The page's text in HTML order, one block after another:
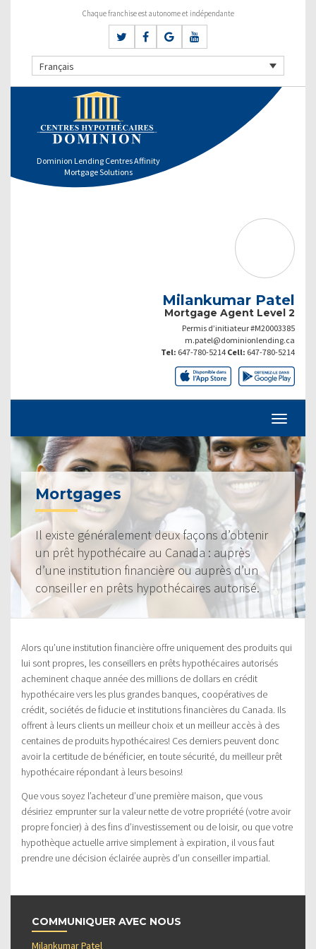
Chaque franchise est autonome et indépendante
Français
Dominion Lending Centres Affinity
Mortgage Solutions
Milankumar Patel
Mortgage Agent Level 2
Permis d’initiateur #M20003385
m.patel@dominionlending.ca
Tel: 647-780-5214 Cell: 647-780-5214
Mortgages
Il existe généralement deux façons d’obtenir
un prêt hypothécaire au Canada : auprès
d’une institution financière ou auprès d’un
conseiller en prêts hypothécaires autorisé.
Alors qu’une institution financière offre uniquement des produits qui
lui sont propres, les conseillers en prêts hypothécaires autorisés
acheminent chaque année des millions de dollars en crédit
hypothécaire vers les plus grandes banques, coopératives de
crédit, sociétés de fiducie et institutions financières du Canada. Ils
offrent à leurs clients un meilleur choix et un meilleur accès à des
centaines de produits hypothécaires! Ces derniers peuvent donc
avoir la certitude de bénéficier, en toute sécurité, du meilleur prêt
hypothécaire répondant à leurs besoins!
Que vous soyez l’acheteur d’une première maison, que vous
désiriez emprunter sur la valeur nette de votre propriété (votre avoir
propre foncier) à des fins d’investissement ou de loisir, ou que votre
hypothèque actuelle arrive simplement à expiration, il vous faut
prendre une décision éclairée auprès d’un conseiller impartial.
COMMUNIQUER AVEC NOUS
Milankumar Patel